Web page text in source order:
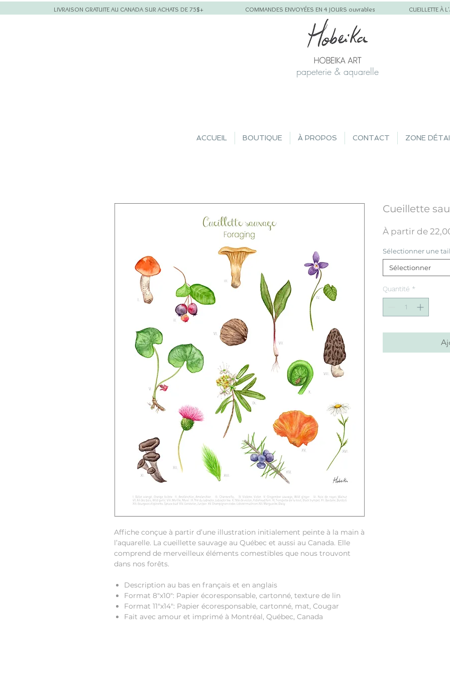
LIVRAISON GRATUITE AU CANADA SUR ACHATS DE 75$+ COMMANDES ENVOYÉES EN 4 JOURS ouvrables CUEILLETTE À
papeterie & aquarelle
ACCUEIL BOUTIQUE À PROPOS CONTACT ZONE
Affiche conçue à partir d’une illustration initialement peinte à la main à
l’aquarelle. La cueillette sauvage au Québec et aussi au Canada. Elle
comprend de merveilleux éléments comestibles que nous trouvont
dans nos forêts.
Description au bas en français et en anglais
Format 8"x10": Papier écoresponsable, cartonné, texture de lin
Format 11"x14": Papier écoresponsable, cartonné, mat, Cougar
Fait avec amour et imprimé à Montréal, Québec, Canada
Cueillette
À partir de
Sélectionner une
Sélectionner
Quantité *